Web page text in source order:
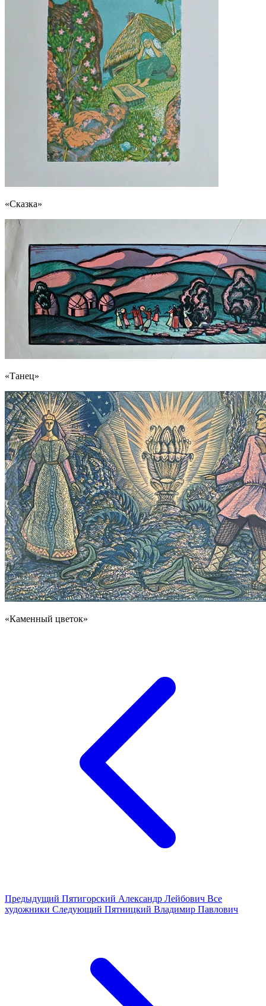
«Сказка»
«Танец»
«Каменный цветок»
Предыдущий Пятигорский Александр Лейбович Все
художники Следующий Пятницкий Владимир Павлович